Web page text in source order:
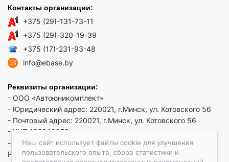
Наш сайт использует файлы cookie для улучшения
пользовательского опыта, сбора статистики и
Контакты организации:
+375 (29)-131-73-11
+375 (29)-320-19-39
+375 (17)-231-93-48
info@ebase.by
Реквизиты организации:
- ООО «Автоюникомплект»
- Юридический адрес: 220021, г.Минск, ул. Котовского 56
- Почтовый адрес: 220021, г.Минск, ул. Котовского 56
- УНП 192949879
- р/сч BY52 REDJ 3012 1009 3553 3010 0933 в ЗАО "Банк
РРБ"